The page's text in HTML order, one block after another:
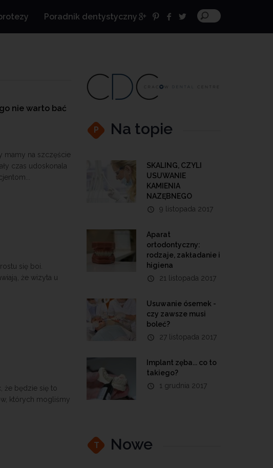
Poradnik dentystyczny
nie warto bać
mamy na szczęście
czas udoskonala
się boi.
że wizyta u
że będzie się to
których mogliśmy
P Na topie
SKALING, CZYLI
USUWANIE
KAMIENIA
NAZĘBNEGO
9 listopada 2017
Aparat
ortodontyczny:
rodzaje, zakładanie i
higiena
21 listopada 2017
Usuwanie ósemek -
czy zawsze musi
boleć?
27 listopada 2017
Implant zęba... co to
takiego?
1 grudnia 2017
T Nowe